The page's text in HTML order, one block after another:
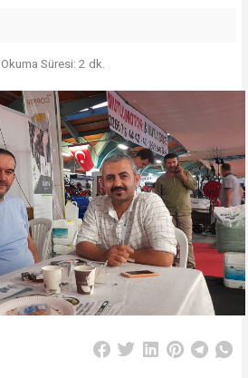
Okuma Süresi: 2 dk.